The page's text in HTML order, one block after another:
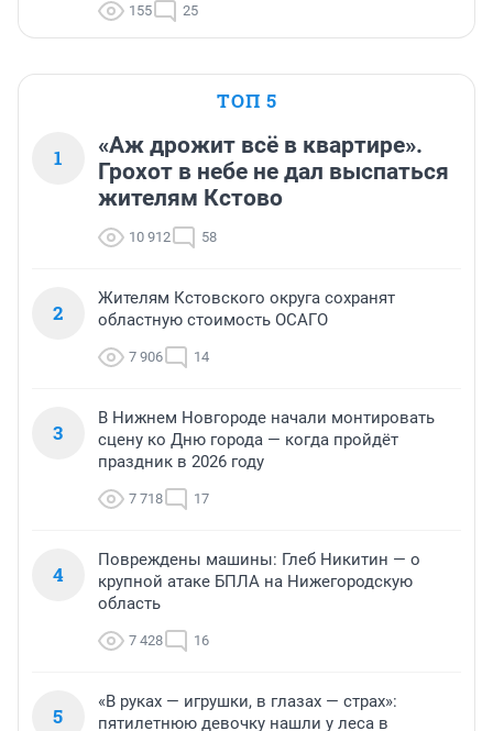
155 25
ТОП 5
1
«Аж дрожит всё в квартире».
Грохот в небе не дал выспаться
жителям Кстово
10 912 58
2
Жителям Кстовского округа сохранят
областную стоимость ОСАГО
7 906 14
3
В Нижнем Новгороде начали монтировать
сцену ко Дню города — когда пройдёт
праздник в 2026 году
7 718 17
4
Повреждены машины: Глеб Никитин — о
крупной атаке БПЛА на Нижегородскую
область
7 428 16
5
«В руках — игрушки, в глазах — страх»:
пятилетнюю девочку нашли у леса в